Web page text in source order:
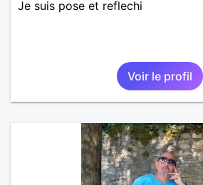
Je suis pose et reflechi
Voir le profil